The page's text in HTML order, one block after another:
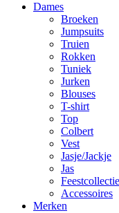
Dames
Broeken
Jumpsuits
Truien
Rokken
Tuniek
Jurken
Blouses
T-shirt
Top
Colbert
Vest
Jasje/Jackje
Jas
Feestcollectie
Accessoires
Merken